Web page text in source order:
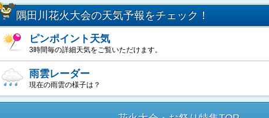
隅田川花火大会の天気予報をチェック！
ピンポイント天気
3時間毎の詳細天気をご覧いただけます。
雨雲レーダー
現在の雨雲の様子は？